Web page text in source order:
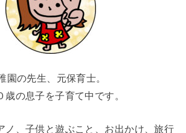
園の先生、元保育士。
の息子を子育て中です。
ノ、子供と遊ぶこと、お出かけ、旅行